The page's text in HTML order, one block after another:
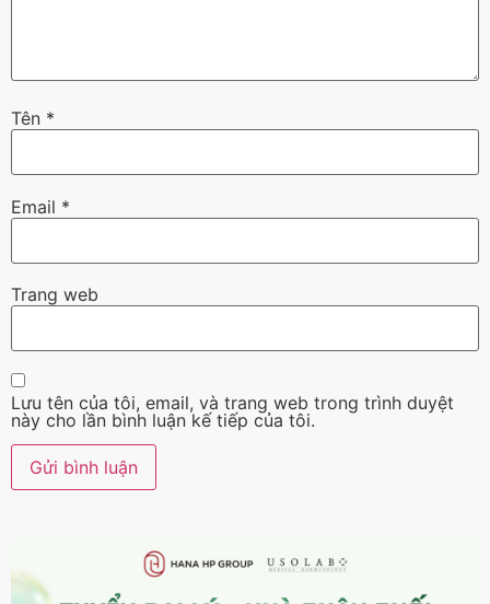
Tên *
Email *
Trang web
Lưu tên của tôi, email, và trang web trong trình duyệt
này cho lần bình luận kế tiếp của tôi.